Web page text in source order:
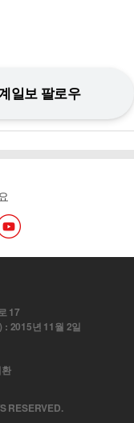
일보 팔로우
17
: 2015년 11월 2일
RESERVED.